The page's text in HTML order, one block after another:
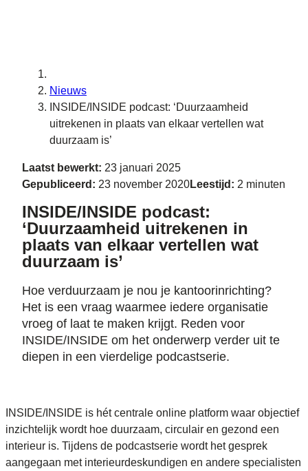
Nieuws
INSIDE/INSIDE podcast: ‘Duurzaamheid
uitrekenen in plaats van elkaar vertellen wat
duurzaam is’
Laatst bewerkt: 23 januari 2025
Gepubliceerd: 23 november 2020Leestijd: 2 minuten
INSIDE/INSIDE podcast:
‘Duurzaamheid uitrekenen in
plaats van elkaar vertellen wat
duurzaam is’
Hoe verduurzaam je nou je kantoorinrichting?
Het is een vraag waarmee iedere organisatie
vroeg of laat te maken krijgt. Reden voor
INSIDE/INSIDE om het onderwerp verder uit te
diepen in een vierdelige podcastserie.
INSIDE/INSIDE is hét centrale online platform waar objectief
inzichtelijk wordt hoe duurzaam, circulair en gezond een
interieur is. Tijdens de podcastserie wordt het gesprek
aangegaan met interieurdeskundigen en andere specialisten